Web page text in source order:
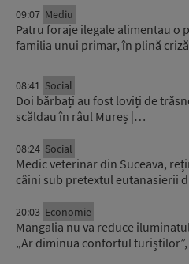
09:07 Mediu
Patru foraje ilegale alimentau o
familia unui primar, în plină
08:41 Social
Doi bărbați au fost loviți de
scăldau în râul Mureș |…
08:24 Social
Medic veterinar din Suceava,
câini sub pretextul eutanasierii
20:03 Economie
Mangalia nu va reduce
„Ar diminua confortul